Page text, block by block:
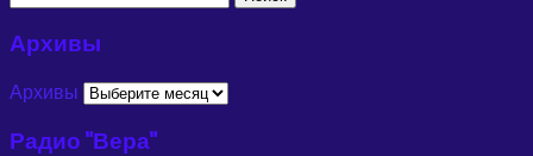
Архивы
Архивы
Радио "Вера"